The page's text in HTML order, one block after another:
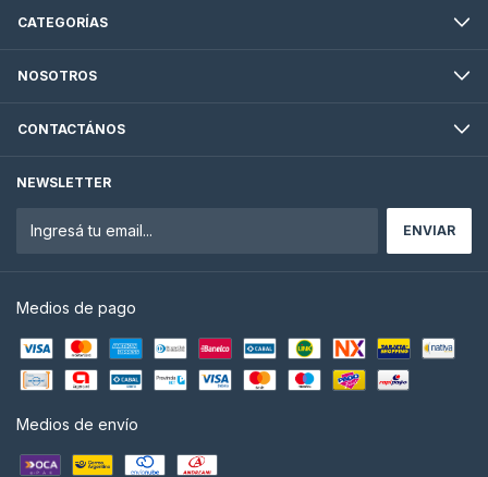
CATEGORÍAS
NOSOTROS
CONTACTÁNOS
NEWSLETTER
Medios de pago
Medios de envío